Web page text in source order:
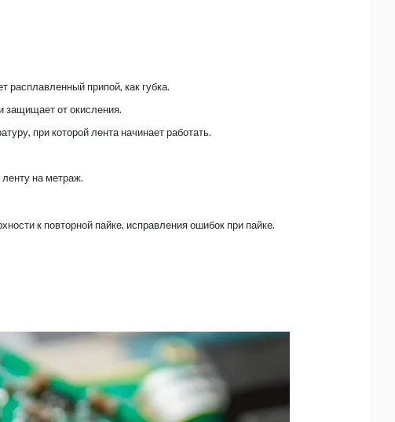
расплавленный припой, как губка.
защищает от окисления.
при которой лента начинает работать.
на метраж.
к повторной пайке, исправления ошибок при пайке.